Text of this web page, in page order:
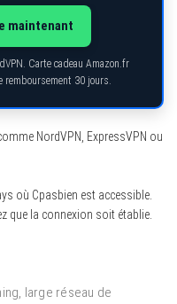
maintenant
Carte cadeau Amazon.fr
30 jours.
NordVPN, ExpressVPN ou
où Cpasbien est accessible.
que la connexion soit établie.
large réseau de